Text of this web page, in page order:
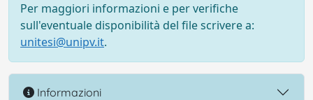
Per maggiori informazioni e per verifiche
sull'eventuale disponibilità del file scrivere a:
unitesi@unipv.it.
Informazioni